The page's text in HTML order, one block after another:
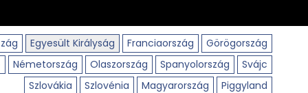
Egyesült Királyság Franciaország
Görögország
Németország Olaszország Spanyolország
Svájc
Szlovákia
Szlovénia Magyarország Piggyland